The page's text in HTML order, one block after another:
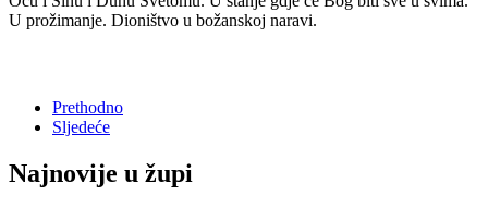
U prožimanje. Dioništvo u božanskoj naravi.
Prethodno
Sljedeće
Najnovije u župi